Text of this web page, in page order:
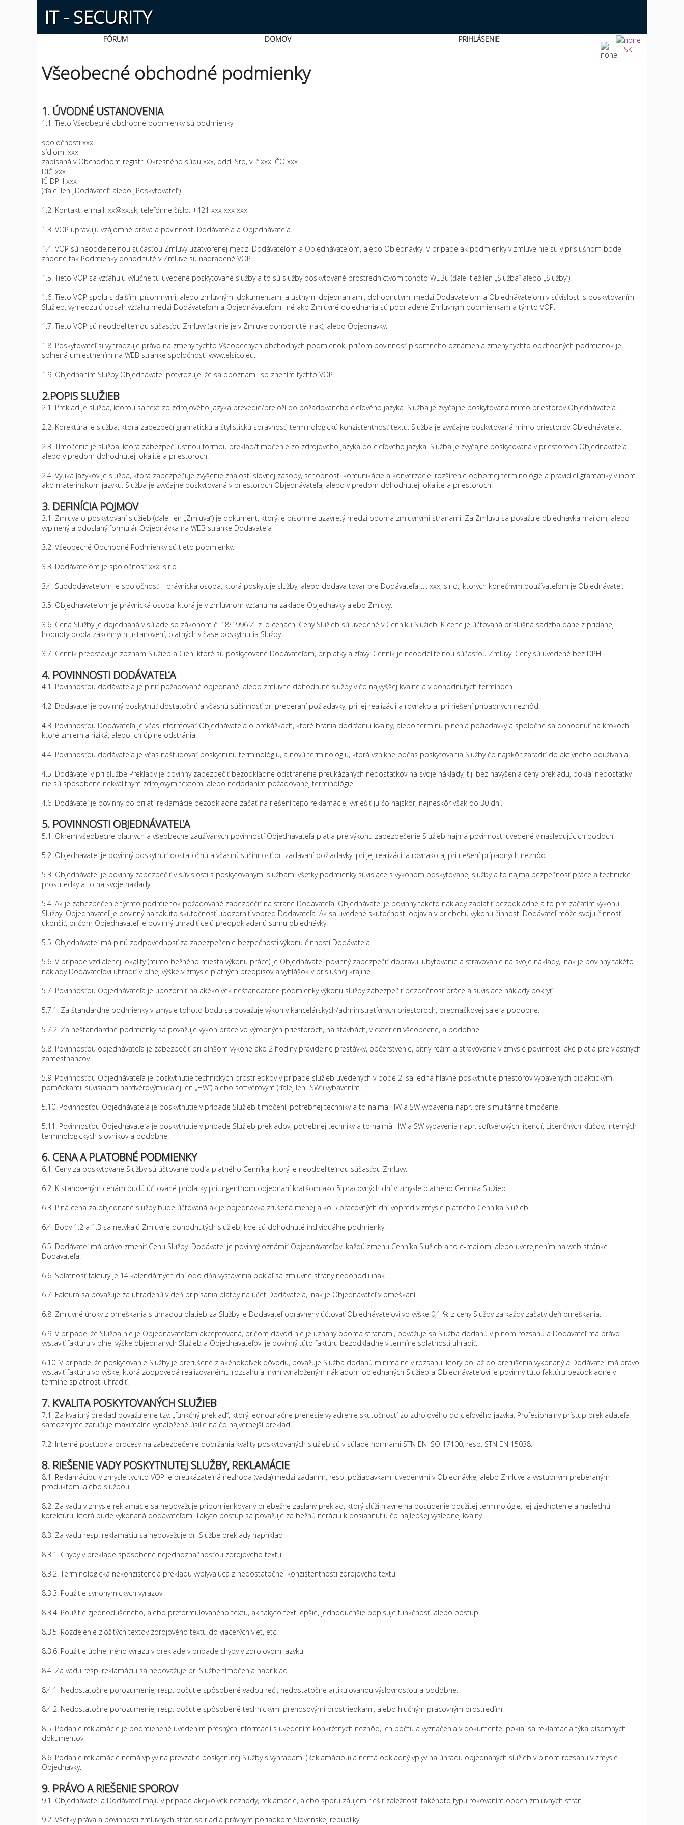
IT - SECURITY
FÓRUM DOMOV
PRIHLÁSENIE
SK
Všeobecné obchodné podmienky
1. ÚVODNÉ USTANOVENIA
1.1. Tieto Všeobecné obchodné podmienky sú podmienky
spoločnosti xxx
sídlom: xxx
zapísaná v Obchodnom registri Okresného súdu xxx, odd. Sro, vl.č.xxx IČO xxx
DIČ xxx
IČ DPH xxx
(ďalej len „Dodávateľ“ alebo „Poskytovateľ“)
1.2. Kontakt: e-mail: xx@xx.sk, telefónne číslo: +421 xxx xxx xxx
1.3. VOP upravujú vzájomné práva a povinnosti Dodávateľa a Objednávateľa.
1.4. VOP sú neoddeliteľnou súčasťou Zmluvy uzatvorenej medzi Dodávateľom a Objednávateľom, alebo Objednávky. V prípade ak podmienky v zmluve nie sú v príslušnom bode
zhodné tak Podmienky dohodnuté v Zmluve sú nadradené VOP.
1.5. Tieto VOP sa vzťahujú výlučne tu uvedené poskytované služby a to sú služby poskytované prostredníctvom tohoto WEBu (ďalej tiež len „Služba“ alebo „Služby“).
1.6. Tieto VOP spolu s ďalšími písomnými, alebo zmluvnými dokumentami a ústnymi dojednaniami, dohodnutými medzi Dodávateľom a Objednávateľom v súvislosti s poskytovaním
Služieb, vymedzujú obsah vzťahu medzi Dodávateľom a Objednávateľom. Iné ako Zmluvné dojednania sú podriadené Zmluvným podmienkam a týmto VOP.
1.7. Tieto VOP sú neoddeliteľnou súčasťou Zmluvy (ak nie je v Zmluve dohodnuté inak), alebo Objednávky.
1.8. Poskytovateľ si vyhradzuje právo na zmeny týchto Všeobecných obchodných podmienok, pričom povinnosť písomného oznámenia zmeny týchto obchodných podmienok je
splnená umiestnením na WEB stránke spoločnosti www.elsico.eu.
1.9. Objednaním Služby Objednávateľ potvrdzuje, že sa oboznámil so znením týchto VOP.
2.POPIS SLUŽIEB
2.1. Preklad je služba, ktorou sa text zo zdrojového jazyka prevedie/preloží do požadovaného cieľového jazyka. Služba je zvyčajne poskytovaná mimo priestorov Objednávateľa.
2.2. Korektúra je služba, ktorá zabezpečí gramatickú a štylistickú správnosť, terminologickú konzistentnosť textu. Služba je zvyčajne poskytovaná mimo priestorov Objednávateľa.
2.3. Tlmočenie je služba, ktorá zabezpečí ústnou formou preklad/tlmočenie zo zdrojového jazyka do cieľového jazyka. Služba je zvyčajne poskytovaná v priestoroch Objednávateľa,
alebo v predom dohodnutej lokalite a priestoroch.
2.4. Výuka Jazykov je služba, ktorá zabezpečuje zvýšenie znalostí slovnej zásoby, schopnosti komunikácie a konverzácie, rozšírenie odbornej terminológie a pravidiel gramatiky v inom
ako materinskom jazyku. Služba je zvyčajne poskytovaná v priestoroch Objednávateľa, alebo v predom dohodnutej lokalite a priestoroch.
3. DEFINÍCIA POJMOV
3.1. Zmluva o poskytovaní služieb (ďalej len „Zmluva“) je dokument, ktorý je písomne uzavretý medzi oboma zmluvnými stranami. Za Zmluvu sa považuje objednávka mailom, alebo
vyplnený a odoslaný formulár Objednávka na WEB stránke Dodávateľa
3.2. Všeobecné Obchodné Podmienky sú tieto podmienky.
3.3. Dodávateľom je spoločnosť xxx, s.r.o.
3.4. Subdodávateľom je spoločnosť – právnická osoba, ktorá poskytuje služby, alebo dodáva tovar pre Dodávateľa t.j. xxx, s.r.o., ktorých konečným používateľom je Objednávateľ.
3.5. Objednávateľom je právnická osoba, ktorá je v zmluvnom vzťahu na základe Objednávky alebo Zmluvy.
3.6. Cena Služby je dojednaná v súlade so zákonom č. 18/1996 Z. z. o cenách. Ceny Služieb sú uvedené v Cenníku Služieb. K cene je účtovaná príslušná sadzba dane z pridanej
hodnoty podľa zákonných ustanovení, platných v čase poskytnutia Služby.
3.7. Cenník predstavuje zoznam Služieb a Cien, ktoré sú poskytované Dodávateľom, príplatky a zľavy. Cenník je neoddeliteľnou súčasťou Zmluvy. Ceny sú uvedené bez DPH.
4. POVINNOSTI DODÁVATEĽA
4.1. Povinnosťou dodávateľa je plniť požadované objednané, alebo zmluvne dohodnuté služby v čo najvyššej kvalite a v dohodnutých termínoch.
4.2. Dodávateľ je povinný poskytnúť dostatočnú a včasnú súčinnosť pri preberaní požiadavky, pri jej realizácii a rovnako aj pri riešení prípadných nezhôd.
4.3. Povinnosťou Dodávateľa je včas informovať Objednávateľa o prekážkach, ktoré bránia dodržaniu kvality, alebo termínu plnenia požiadavky a spoločne sa dohodnúť na krokoch
ktoré zmiernia riziká, alebo ich úplne odstránia.
4.4. Povinnosťou dodávateľa je včas naštudovať poskytnutú terminológiu, a novú terminológiu, ktorá vznikne počas poskytovania Služby čo najskôr zaradiť do aktívneho používania.
4.5. Dodávateľ v pri službe Preklady je povinný zabezpečiť bezodkladne odstránenie preukázaných nedostatkov na svoje náklady, t.j. bez navýšenia ceny prekladu, pokiaľ nedostatky
nie sú spôsobené nekvalitným zdrojovým textom, alebo nedodaním požadovanej terminológie.
4.6. Dodávateľ je povinný po prijatí reklamácie bezodkladne začať na riešení tejto reklamácie, vyriešiť ju čo najskôr, najneskôr však do 30 dní.
5. POVINNOSTI OBJEDNÁVATEĽA
5.1. Okrem všeobecne platných a všeobecne zaužívaných povinností Objednávateľa platia pre výkonu zabezpečenie Služieb najmä povinnosti uvedené v nasledujúcich bodoch.
5.2. Objednávateľ je povinný poskytnúť dostatočnú a včasnú súčinnosť pri zadávaní požiadavky, pri jej realizácii a rovnako aj pri riešení prípadných nezhôd.
5.3. Objednávateľ je povinný zabezpečiť v súvislosti s poskytovanými službami všetky podmienky súvisiace s výkonom poskytovanej služby a to najmä bezpečnosť práce a technické
prostriedky a to na svoje náklady.
5.4. Ak je zabezpečenie týchto podmienok požadované zabezpečiť na strane Dodávateľa, Objednávateľ je povinný takéto náklady zaplatiť bezodkladne a to pre začatím výkonu
Služby. Objednávateľ je povinný na takúto skutočnosť upozorniť vopred Dodávateľa. Ak sa uvedené skutočnosti objavia v priebehu výkonu činnosti Dodávateľ môže svoju činnosť
ukončiť, pričom Objednávateľ je povinný uhradiť celú predpokladanú sumu objednávky.
5.5. Objednávateľ má plnú zodpovednosť za zabezpečenie bezpečnosti výkonu činností Dodávateľa.
5.6. V prípade vzdialenej lokality (mimo bežného miesta výkonu práce) je Objednávateľ povinný zabezpečiť dopravu, ubytovanie a stravovanie na svoje náklady, inak je povinný takéto
náklady Dodávateľovi uhradiť v plnej výške v zmysle platných predpisov a vyhlášok v príslušnej krajine.
5.7. Povinnosťou Objednávateľa je upozorniť na akékoľvek neštandardné podmienky výkonu služby zabezpečiť bezpečnosť práce a súvisiace náklady pokryť.
5.7.1. Za štandardné podmienky v zmysle tohoto bodu sa považuje výkon v kancelárskych/administratívnych priestoroch, prednáškovej sále a podobne.
5.7.2. Za neštandardné podmienky sa považuje výkon práce vo výrobných priestoroch, na stavbách, v exteriéri všeobecne, a podobne.
5.8. Povinnosťou objednávateľa je zabezpečiť pri dlhšom výkone ako 2 hodiny pravidelné prestávky, občerstvenie, pitný režim a stravovanie v zmysle povinností aké platia pre vlastných
zamestnancov.
5.9. Povinnosťou Objednávateľa je poskytnutie technických prostriedkov v prípade služieb uvedených v bode 2. sa jedná hlavne poskytnutie priestorov vybavených didaktickými
pomôckami, súvisiacim hardvérovým (ďalej len „HW“) alebo softvérovým (ďalej len „SW“) vybavením.
5.10. Povinnosťou Objednávateľa je poskytnutie v prípade Služieb tlmočení, potrebnej techniky a to najmä HW a SW vybavenia napr. pre simultánne tlmočenie.
5.11. Povinnosťou Objednávateľa je poskytnutie v prípade Služieb prekladov, potrebnej techniky a to najmä HW a SW vybavenia napr. softvérových licencií, Licenčných kľúčov, interných
terminologických slovníkov a podobne.
6. CENA A PLATOBNÉ PODMIENKY
6.1. Ceny za poskytované Služby sú účtované podľa platného Cenníka, ktorý je neoddeliteľnou súčasťou Zmluvy.
6.2. K stanoveným cenám budú účtované príplatky pri urgentnom objednaní kratšom ako 5 pracovných dní v zmysle platného Cenníka Služieb.
6.3. Plná cena za objednané služby bude účtovaná ak je objednávka zrušená menej a ko 5 pracovných dní vopred v zmysle platného Cenníka Služieb.
6.4. Body 1.2 a 1.3 sa netýkajú Zmluvne dohodnutých služieb, kde sú dohodnuté individuálne podmienky.
6.5. Dodávateľ má právo zmeniť Cenu Služby. Dodávateľ je povinný oznámiť Objednávateľovi každú zmenu Cenníka Služieb a to e-mailom, alebo uverejnením na web stránke
Dodávateľa.
6.6. Splatnosť faktúry je 14 kalendárnych dní odo dňa vystavenia pokiaľ sa zmluvné strany nedohodli inak.
6.7. Faktúra sa považuje za uhradenú v deň pripísania platby na účet Dodávateľa, inak je Objednávateľ v omeškaní.
6.8. Zmluvné úroky z omeškania s úhradou platieb za Služby je Dodávateľ oprávnený účtovať Objednávateľovi vo výške 0,1 % z ceny Služby za každý začatý deň omeškania.
6.9. V prípade, že Služba nie je Objednávateľom akceptovaná, pričom dôvod nie je uznaný oboma stranami, považuje sa Služba dodanú v plnom rozsahu a Dodávateľ má právo
vystaviť faktúru v plnej výške objednaných Služieb a Objednávateľovi je povinný túto faktúru bezodkladne v termíne splatnosti uhradiť.
6.10. V prípade, že poskytovanie Služby je prerušené z akéhokoľvek dôvodu, považuje Služba dodanú minimálne v rozsahu, ktorý bol až do prerušenia vykonaný a Dodávateľ má právo
vystaviť faktúru vo výške, ktorá zodpovedá realizovanému rozsahu a iným vynaloženým nákladom objednaných Služieb a Objednávateľovi je povinný túto faktúru bezodkladne v
termíne splatnosti uhradiť.
7. KVALITA POSKYTOVANÝCH SLUŽIEB
7.1. Za kvalitný preklad považujeme tzv. „funkčný preklad“, ktorý jednoznačne prenesie vyjadrenie skutočností zo zdrojového do cieľového jazyka. Profesionálny prístup prekladateľa
samozrejme zaručuje maximálne vynaložené úsilie na čo najvernejší preklad.
7.2. Interné postupy a procesy na zabezpečenie dodržania kvality poskytovaných služieb sú v súlade normami STN EN ISO 17100, resp. STN EN 15038.
8. RIEŠENIE VADY POSKYTNUTEJ SLUŽBY, REKLAMÁCIE
8.1. Reklamáciou v zmysle týchto VOP je preukázateľná nezhoda (vada) medzi zadaním, resp. požiadavkami uvedenými v Objednávke, alebo Zmluve a výstupným preberaným
produktom, alebo službou.
8.2. Za vadu v zmysle reklamácie sa nepovažuje pripomienkovaný priebežne zaslaný preklad, ktorý slúži hlavne na posúdenie použitej terminológie, jej zjednotenie a následnú
korektúru, ktorá bude vykonaná dodávateľom. Takýto postup sa považuje za bežnú iteráciu k dosiahnutiu čo najlepšej výslednej kvality.
8.3. Za vadu resp. reklamáciu sa nepovažuje pri Službe preklady napríklad
8.3.1. Chyby v preklade spôsobené nejednoznačnosťou zdrojového textu
8.3.2. Terminologická nekonzistencia prekladu vyplývajúca z nedostatočnej konzistentnosti zdrojového textu
8.3.3. Použitie synonymických výrazov
8.3.4. Použitie zjednodušeného, alebo preformulovaného textu, ak takýto text lepšie, jednoduchšie popisuje funkčnosť, alebo postup.
8.3.5. Rozdelenie zložitých textov zdrojového textu do viacerých viet, etc.
8.3.6. Použitie úplne iného výrazu v preklade v prípade chyby v zdrojovom jazyku
8.4. Za vadu resp. reklamáciu sa nepovažuje pri Službe tlmočenia napríklad
8.4.1. Nedostatočne porozumenie, resp. počutie spôsobené vadou reči, nedostatočne artikulovanou výslovnosťou a podobne.
8.4.2. Nedostatočne porozumenie, resp. počutie spôsobené technickými prenosovými prostriedkami, alebo hlučným pracovným prostredím
8.5. Podanie reklamácie je podmienené uvedením presných informácií s uvedením konkrétnych nezhôd, ich počtu a vyznačenia v dokumente, pokiaľ sa reklamácia týka písomných
dokumentov.
8.6. Podanie reklamácie nemá vplyv na prevzatie poskytnutej Služby s výhradami (Reklamáciou) a nemá odkladný vplyv na úhradu objednaných služieb v plnom rozsahu v zmysle
Objednávky.
9. PRÁVO A RIEŠENIE SPOROV
9.1. Objednávateľ a Dodávateľ majú v prípade akejkoľvek nezhody, reklamácie, alebo sporu záujem riešiť záležitosti takéhoto typu rokovaním oboch zmluvných strán.
9.2. Všetky práva a povinnosti zmluvných strán sa riadia právnym poriadkom Slovenskej republiky.